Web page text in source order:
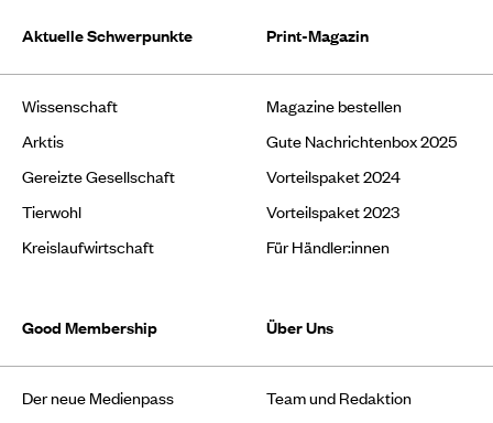
Aktuelle Schwerpunkte
Wissenschaft
Arktis
Gereizte Gesellschaft
Tierwohl
Kreislaufwirtschaft
Print-Magazin
Magazine bestellen
Gute Nachrichtenbox 2025
Vorteilspaket 2024
Vorteilspaket 2023
Für Händler:innen
Good Membership
Der neue Medienpass
Über Uns
Team und Redaktion